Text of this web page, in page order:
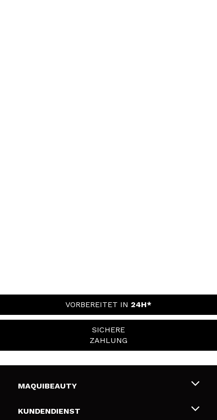
VORBEREITET IN 24H*
SICHERE
ZAHLUNG
MAQUIBEAUTY
Über uns
KUNDENDIENST